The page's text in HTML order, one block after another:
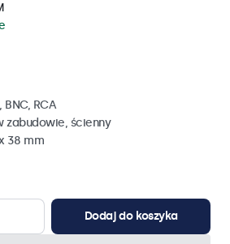
BNC, RCA
zabudowie, ścienny
38 mm
Dodaj do koszyka